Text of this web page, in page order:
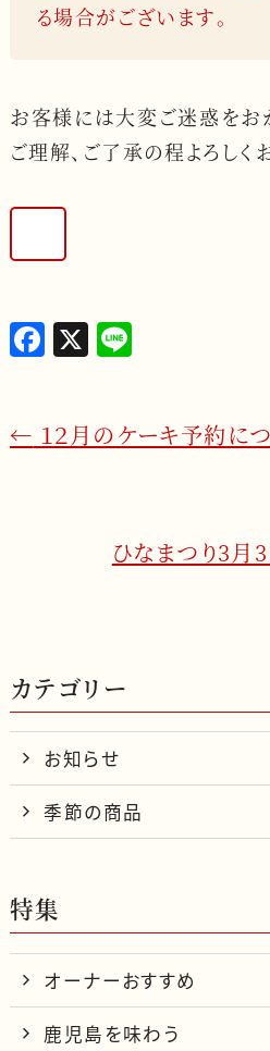
る場合がございます。
お客様には大変ご迷惑をお
ご理解、ご了承の程よろしく
F
e
X L
e
← １２月のケーキ予約に
ひなまつり3月3
カテゴリー
お知らせ
季節の商品
特集
オーナーおすすめ
鹿児島を味わう